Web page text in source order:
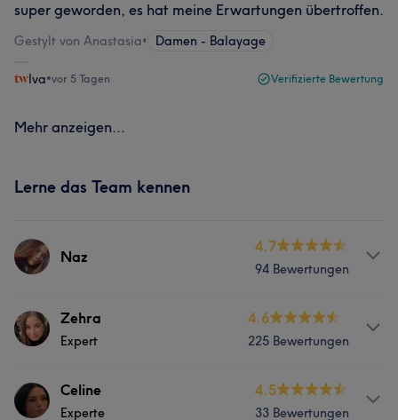
super geworden, es hat meine Erwartungen übertroffen.
Gestylt von Anastasia• Damen - Balayage
Iva•vor 5 Tagen Verifizierte Bewertung
Mehr anzeigen...
Lerne das Team kennen
Naz
4.7
94 Bewertungen
Info
Haarglättung Standart Balayage und soft Balayage
Haarfarben
Zehra
Expert
4.6
225 Bewertungen
Info
Celine
Experte
4.5
33 Bewertungen